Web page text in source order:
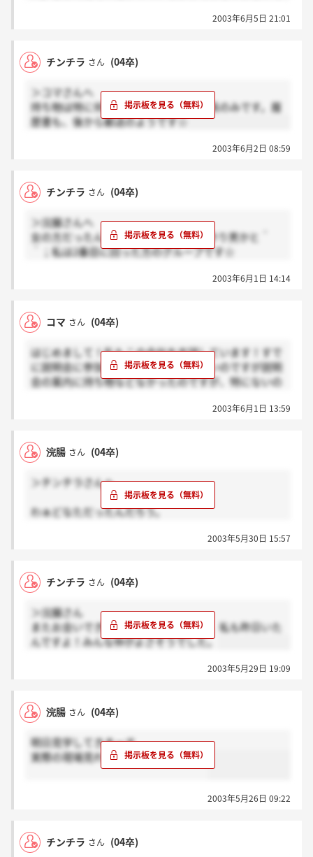
2003年6月5日 21:01
チンチラ さん (04卒)
＞コマさんへ
持ち物は特に何もないですよ。筆記用具のみです。履
歴書も、後から郵送のようです☆
2003年6月2日 08:59
チンチラ さん (04卒)
＞浣腸さんへ
女の方だったんですか？？！お～てっきり男かと＾
＾；私は2番目に回った方のグループです☆
現場の感じは見学しないとわからないもんですね。見
2003年6月1日 14:14
コマ さん (04卒)
はじめまして！私もこの会社を志望しています！すで
に説明会に参加された方にお聞きしたいのですが説明
会の案内に持ち物などなかったのですが、特にないの
のでしょうか？どなたか教えてくださーい！！2003年6月1日 13:59
浣腸 さん (04卒)
＞チンチラさんへ
わぁどなただったんだろう。
ボーリングのお知らせとかあって、ほのぼのしてて
良かったですねー！
2003年5月30日 15:57
チンチラ さん (04卒)
＞浣腸さん
またお会いできましたね＾＾偶然にも、私も昨日いた
んですよ！みんな仲がよさそうでした。
2003年5月29日 19:09
浣腸 さん (04卒)
明日見学してきまーす
実際の現場見れるなんて楽しみです！
2003年5月26日 09:22
チンチラ さん (04卒)